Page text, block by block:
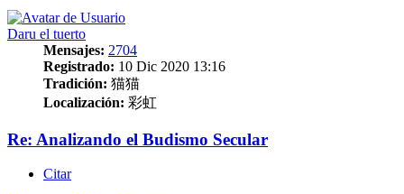
Daru el tuerto
Mensajes: 2704
Registrado: 10 Dic 2020 13:16
Tradición: 猫猫
Localización: 彩虹
Re: Analizando el Budismo Secular
Citar